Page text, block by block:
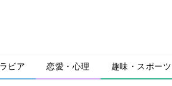
ビア 恋愛・心理 趣味・スポーツ